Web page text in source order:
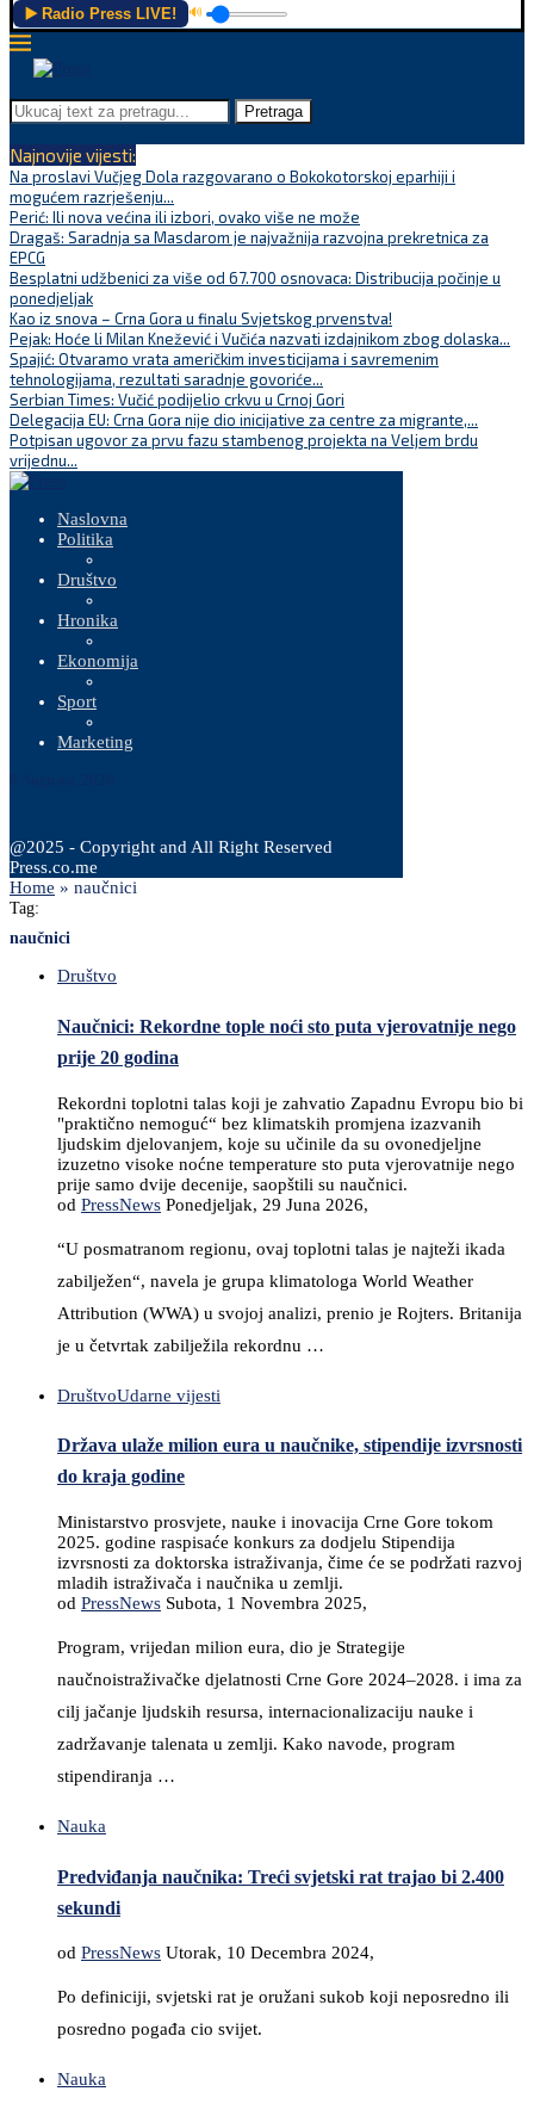
▶️ Radio Press LIVE! 🔊
Pretraga
Najnovije vijesti:
Na proslavi Vučjeg Dola razgovarano o Bokokotorskoj eparhiji i
mogućem razrješenju...
Perić: Ili nova većina ili izbori, ovako više ne može
Dragaš: Saradnja sa Masdarom je najvažnija razvojna prekretnica za
EPCG
Besplatni udžbenici za više od 67.700 osnovaca: Distribucija počinje u
ponedjeljak
Kao iz snova – Crna Gora u finalu Svjetskog prvenstva!
Pejak: Hoće li Milan Knežević i Vučića nazvati izdajnikom zbog dolaska...
Spajić: Otvaramo vrata američkim investicijama i savremenim
tehnologijama, rezultati saradnje govoriće...
Serbian Times: Vučić podijelio crkvu u Crnoj Gori
Delegacija EU: Crna Gora nije dio inicijative za centre za migrante,...
Potpisan ugovor za prvu fazu stambenog projekta na Veljem brdu
vrijednu...
Naslovna
Politika
Društvo
Hronika
Ekonomija
Sport
Marketing
@2025 - Copyright and All Right Reserved
Press.co.me
Home » naučnici
Tag:
naučnici
Društvo
Naučnici: Rekordne tople noći sto puta vjerovatnije nego
prije 20 godina
Rekordni toplotni talas koji je zahvatio Zapadnu Evropu bio bi
"praktično nemoguć“ bez klimatskih promjena izazvanih
ljudskim djelovanjem, koje su učinile da su ovonedjeljne
izuzetno visoke noćne temperature sto puta vjerovatnije nego
prije samo dvije decenije, saopštili su naučnici.
od PressNews Ponedjeljak, 29 Juna 2026,
“U posmatranom regionu, ovaj toplotni talas je najteži ikada
zabilježen“, navela je grupa klimatologa World Weather
Attribution (WWA) u svojoj analizi, prenio je Rojters. Britanija
je u četvrtak zabilježila rekordnu …
DruštvoUdarne vijesti
Država ulaže milion eura u naučnike, stipendije izvrsnosti
do kraja godine
Ministarstvo prosvjete, nauke i inovacija Crne Gore tokom
2025. godine raspisaće konkurs za dodjelu Stipendija
izvrsnosti za doktorska istraživanja, čime će se podržati razvoj
mladih istraživača i naučnika u zemlji.
od PressNews Subota, 1 Novembra 2025,
Program, vrijedan milion eura, dio je Strategije
naučnoistraživačke djelatnosti Crne Gore 2024–2028. i ima za
cilj jačanje ljudskih resursa, internacionalizaciju nauke i
zadržavanje talenata u zemlji. Kako navode, program
stipendiranja …
Nauka
Predviđanja naučnika: Treći svjetski rat trajao bi 2.400
sekundi
od PressNews Utorak, 10 Decembra 2024,
Po definiciji, svjetski rat je oružani sukob koji neposredno ili
posredno pogađa cio svijet.
Nauka